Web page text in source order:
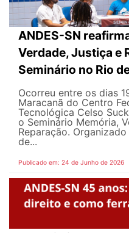
ANDES-SN
Verdade, Justiça e
Seminário no Rio
Ocorreu entre os dias
Maracanã do Centro
Tecnológica Celso
o Seminário Memória,
Reparação.
de...
Publicado em: 24 de Junho de 2026